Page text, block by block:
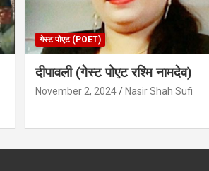
गेस्ट पोएट (POET)
दीपावली (गेस्ट पोएट रश्मि नामदेव)
November 2, 2024 Nasir Shah Sufi